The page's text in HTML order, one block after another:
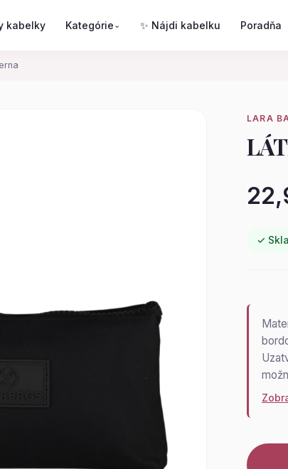
kabelky Kategórie ⌄ ✨ Nájdi kabelku Poradňa
LARA
✓